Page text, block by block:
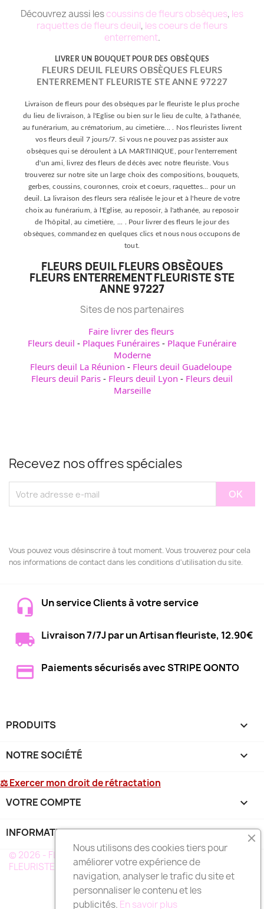
Découvrez aussi lescoussins de fleurs obsèques, les
raquettes de fleurs deuil, les coeurs de fleurs
enterrement.
LIVRER UN BOUQUET POUR DES OBSÈQUES
FLEURS DEUIL FLEURS OBSÈQUES FLEURS
ENTERREMENT FLEURISTE STE ANNE 97227
Livraison de fleurs pour des obsèques par le fleuriste le plus proche
du lieu de livraison, à l'Eglise ou bien sur le lieu de culte, à l'athanée,
au funérarium, au crématorium, au cimetière... . Nos fleuristes livrent
vos fleurs deuil 7 jours/7. Si vous ne pouvez pas assister aux
obsèques qui se déroulent à LA MARTINIQUE, pour l'enterrement
d'un ami, livrez des fleurs de décès avec notre fleuriste. Vous
trouverez sur notre site un large choix des compositions, bouquets,
gerbes, coussins, couronnes, croix et coeurs, raquettes... pour un
deuil. La livraison des fleurs sera réalisée le jour et à l'heure de votre
choix au funérarium, à l'Eglise, au reposoir, à l'athanée, au reposoir
de l'hôpital, au cimetière, ... . Pour livrer des fleurs le jour des
obsèques, commandez en quelques clics et nous nous occupons de
tout.
FLEURS DEUIL FLEURS OBSÈQUES
FLEURS ENTERREMENT FLEURISTE STE
ANNE 97227
Sites de nos partenaires
Faire livrer des fleurs
Fleurs deuil - Plaques Funéraires - Plaque Funéraire
Moderne
Fleurs deuil La Réunion - Fleurs deuil Guadeloupe
Fleurs deuil Paris - Fleurs deuil Lyon - Fleurs deuil
Marseille
Recevez nos offres spéciales
Vous pouvez vous désinscrire à tout moment. Vous trouverez pour cela
nos informations de contact dans les conditions d'utilisation du site.
Un service Clients à votre service
Livraison 7/7J par un Artisan fleuriste, 12.90€
Paiements sécurisés avec STRIPE QONTO
PRODUITS 
NOTRE SOCIÉTÉ 
⚖ Exercer mon droit de rétractation
VOTRE COMPTE 
INFORMATIONS keyboard_arrow_down
© 2026 - FLEURS DEUIL MARTINIQUE - UN RÉSEAU DE
FLEURISTE A VOTRE SERVICE EN MARTINIQUE
Nous utilisons des cookies tiers pour
améliorer votre expérience de
navigation, analyser le trafic du site et
personnaliser le contenu et les
publicités. En savoir plus